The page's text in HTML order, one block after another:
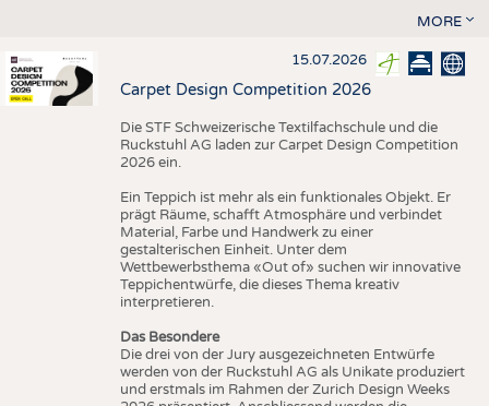
MORE
15.07.2026
Carpet Design Competition 2026
Die STF Schweizerische Textilfachschule und die
Ruckstuhl AG laden zur Carpet Design Competition
2026 ein.
Ein Teppich ist mehr als ein funktionales Objekt. Er
prägt Räume, schafft Atmosphäre und verbindet
Material, Farbe und Handwerk zu einer
gestalterischen Einheit. Unter dem
Wettbewerbsthema «Out of» suchen wir innovative
Teppichentwürfe, die dieses Thema kreativ
interpretieren.
Das Besondere
Die drei von der Jury ausgezeichneten Entwürfe
werden von der Ruckstuhl AG als Unikate produziert
und erstmals im Rahmen der Zurich Design Weeks